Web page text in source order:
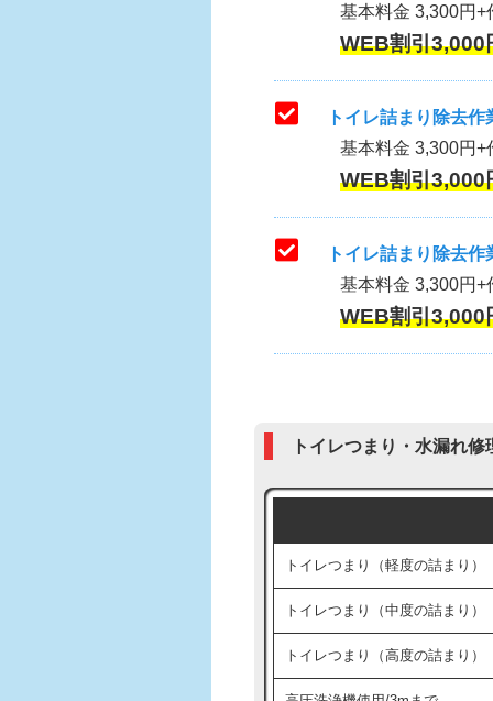
基本料金 3,300円+
WEB割引
トイレ詰まり除去
基本料金 3,300円+
WEB割引
トイレ詰まり除去
基本料金 3,300円+
WEB割引
トイレつまり・水漏れ
トイレつまり（軽度の詰まり）
トイレつまり（中度の詰まり）
トイレつまり（高度の詰まり）